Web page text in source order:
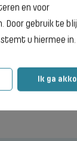
en voor
Door gebruik te
u hiermee in.
Ik ga
boeken